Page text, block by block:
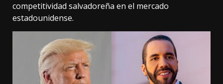
competitividad salvadoreña en el mercado
estadounidense.